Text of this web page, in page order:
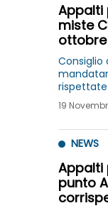
Appalti
miste
ottobre
Consiglio
19
NEWS
Appalti
punto